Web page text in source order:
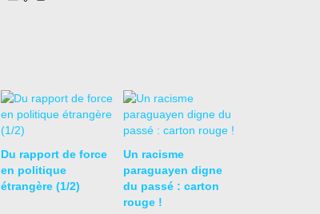
Du rapport de force
en politique
étrangère (1/2)
Un racisme
paraguayen digne
du passé : carton
rouge !